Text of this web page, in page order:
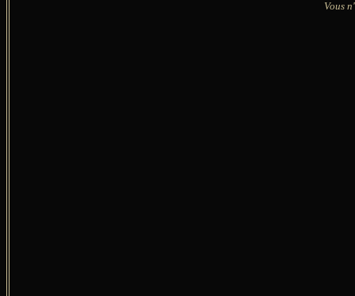
Vous